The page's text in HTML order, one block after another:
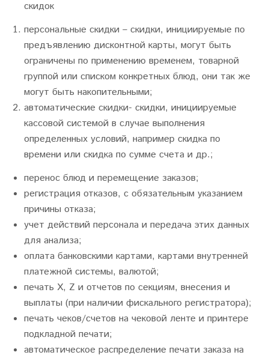
скидок
персональные скидки – скидки, инициируемые по
предъявлению дисконтной карты, могут быть
ограничены по применению временем, товарной
группой или списком конкретных блюд, они так же
могут быть накопительными;
автоматические скидки- скидки, инициируемые
кассовой системой в случае выполнения
определенных условий, например скидка по
времени или скидка по сумме счета и др.;
перенос блюд и перемещение заказов;
регистрация отказов, с обязательным указанием
причины отказа;
учет действий персонала и передача этих данных
для анализа;
оплата банковскими картами, картами внутренней
платежной системы, валютой;
печать Х, Z и отчетов по секциям, внесения и
выплаты (при наличии фискального регистратора);
печать чеков/счетов на чековой ленте и принтере
подкладной печати;
автоматическое распределение печати заказа на